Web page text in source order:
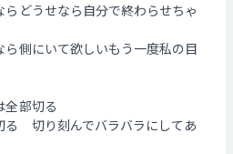
らどうせなら自分で終わらせちゃ
ら側にいて欲しいもう一度私の目
部切る
る 切り刻んでバラバラにしてあ